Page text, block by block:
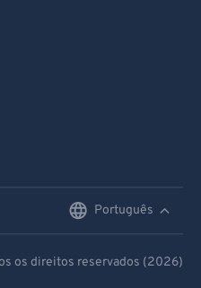
Português
os direitos reservados (2026)